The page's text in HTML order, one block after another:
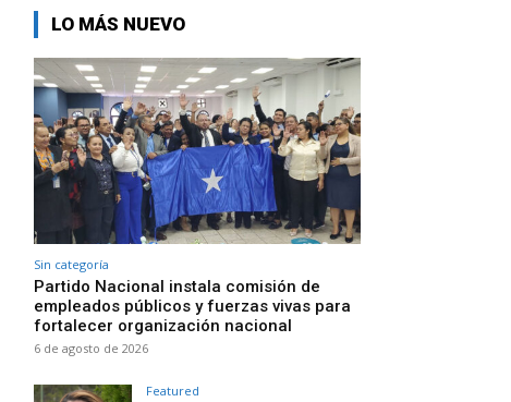
LO MÁS NUEVO
Sin categoría
Partido Nacional instala comisión de
empleados públicos y fuerzas vivas para
fortalecer organización nacional
6 de agosto de 2026
Featured